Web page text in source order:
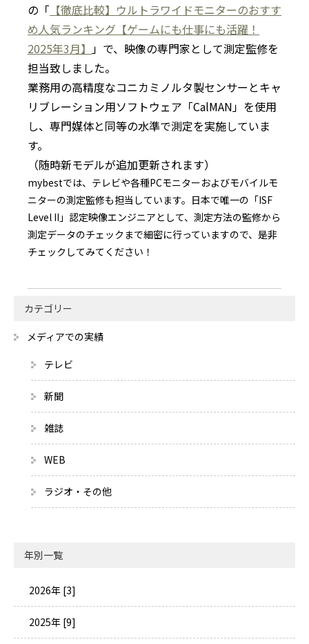
の「 【徹底比較】ウルトラワイドモニターのおすす
め人気ランキング【ゲームにも仕事にも活躍！
2025年3月】 」で、映像の専門家として測定監修を
担当致しました。
業務用の高精度なコニカミノルタ製センサーとキャ
リブレーション用ソフトウェア「CalMAN」を使用
し、専門媒体と同等の水準で測定を実施していま
す。
（随時新モデルが追加更新されます）
mybestでは、テレビや各種PCモニターおよびモバイルモ
ニターの測定監修も担当しています。日本で唯一の「ISF
Level II」認定映像エンジニアとして、測定方法の監修から
測定データのチェックまで細密に行っていますので、是非
チェックしてみてください！
カテゴリー
メディアでの実績
テレビ
新聞
雑誌
WEB
ラジオ・その他
年別一覧
2026年 [3]
2025年 [9]